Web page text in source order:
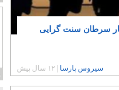
سرطان سنت گرایی
سیروس پارسا ۱۲ سال پیش